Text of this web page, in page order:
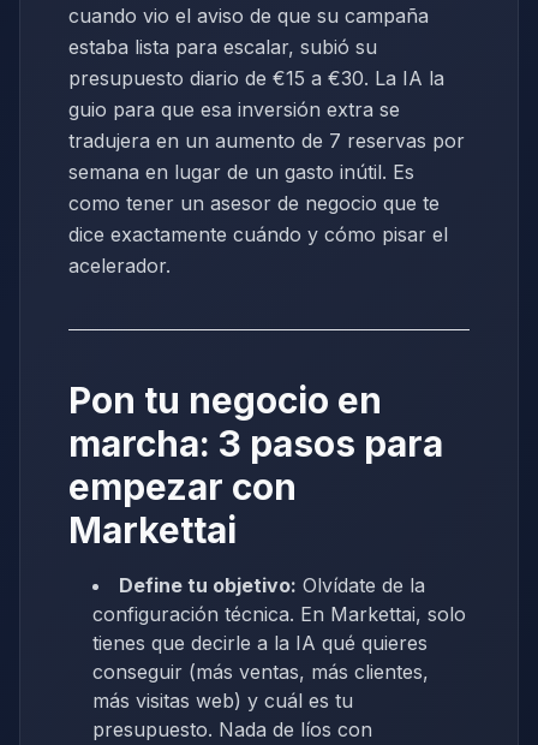
cuando vio el aviso de que su campaña
estaba lista para escalar, subió su
presupuesto diario de €15 a €30. La IA la
guio para que esa inversión extra se
tradujera en un aumento de 7 reservas por
semana en lugar de un gasto inútil. Es
como tener un asesor de negocio que te
dice exactamente cuándo y cómo pisar el
acelerador.
Pon tu negocio en
marcha: 3 pasos para
empezar con
Markettai
Define tu objetivo: Olvídate de la
configuración técnica. En Markettai, solo
tienes que decirle a la IA qué quieres
conseguir (más ventas, más clientes,
más visitas web) y cuál es tu
presupuesto. Nada de líos con